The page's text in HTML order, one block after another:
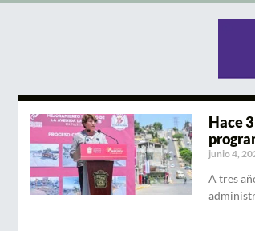
Hace
junio 4,
A tres